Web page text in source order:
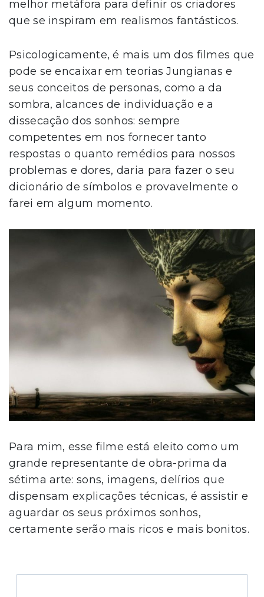
melhor metáfora para definir os criadores
que se inspiram em realismos fantásticos.
Psicologicamente, é mais um dos filmes que
pode se encaixar em teorias Jungianas e
seus conceitos de personas, como a da
sombra, alcances de individuação e a
dissecação dos sonhos: sempre
competentes em nos fornecer tanto
respostas o quanto remédios para nossos
problemas e dores, daria para fazer o seu
dicionário de símbolos e provavelmente o
farei em algum momento.
Para mim, esse filme está eleito como um
grande representante de obra-prima da
sétima arte: sons, imagens, delírios que
dispensam explicações técnicas, é assistir e
aguardar os seus próximos sonhos,
certamente serão mais ricos e mais bonitos.